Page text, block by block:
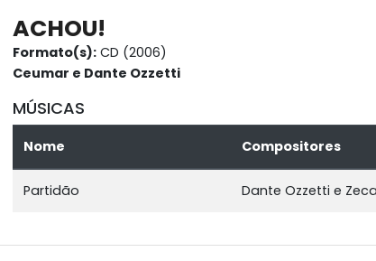
ACHOU!
Formato(s): CD (2006)
Ceumar e Dante Ozzetti
MÚSICAS
Nome Compositores
Partidão Dante Ozzetti e